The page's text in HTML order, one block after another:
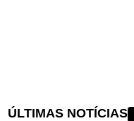
ÚLTIMAS NOTÍCIAS